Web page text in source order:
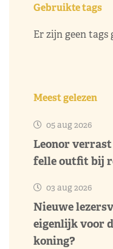
Gebruikte tags
Er zijn geen tags
Meest gelezen
05 aug 2026
Leonor verrast
felle outfit bij
03 aug 2026
Nieuwe
eigenlijk voor
koning?